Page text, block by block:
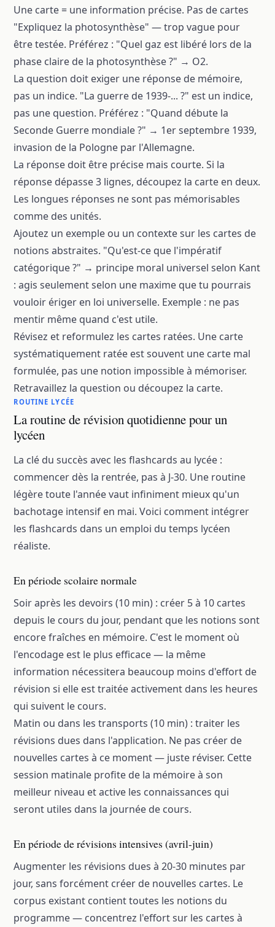
Une carte = une information précise. Pas de cartes
"Expliquez la photosynthèse" — trop vague pour
être testée. Préférez : "Quel gaz est libéré lors de la
phase claire de la photosynthèse ?" → O2.
La question doit exiger une réponse de mémoire,
pas un indice. "La guerre de 1939-... ?" est un indice,
pas une question. Préférez : "Quand débute la
Seconde Guerre mondiale ?" → 1er septembre 1939,
invasion de la Pologne par l'Allemagne.
La réponse doit être précise mais courte. Si la
réponse dépasse 3 lignes, découpez la carte en deux.
Les longues réponses ne sont pas mémorisables
comme des unités.
Ajoutez un exemple ou un contexte sur les cartes de
notions abstraites. "Qu'est-ce que l'impératif
catégorique ?" → principe moral universel selon Kant
: agis seulement selon une maxime que tu pourrais
vouloir ériger en loi universelle. Exemple : ne pas
mentir même quand c'est utile.
Révisez et reformulez les cartes ratées. Une carte
systématiquement ratée est souvent une carte mal
formulée, pas une notion impossible à mémoriser.
Retravaillez la question ou découpez la carte.
ROUTINE LYCÉE
La routine de révision quotidienne pour un
lycéen
La clé du succès avec les flashcards au lycée :
commencer dès la rentrée, pas à J-30. Une routine
légère toute l'année vaut infiniment mieux qu'un
bachotage intensif en mai. Voici comment intégrer
les flashcards dans un emploi du temps lycéen
réaliste.
En période scolaire normale
Soir après les devoirs (10 min) : créer 5 à 10 cartes
depuis le cours du jour, pendant que les notions sont
encore fraîches en mémoire. C'est le moment où
l'encodage est le plus efficace — la même
information nécessitera beaucoup moins d'effort de
révision si elle est traitée activement dans les heures
qui suivent le cours.
Matin ou dans les transports (10 min) : traiter les
révisions dues dans l'application. Ne pas créer de
nouvelles cartes à ce moment — juste réviser. Cette
session matinale profite de la mémoire à son
meilleur niveau et active les connaissances qui
seront utiles dans la journée de cours.
En période de révisions intensives (avril-juin)
Augmenter les révisions dues à 20-30 minutes par
jour, sans forcément créer de nouvelles cartes. Le
corpus existant contient toutes les notions du
programme — concentrez l'effort sur les cartes à